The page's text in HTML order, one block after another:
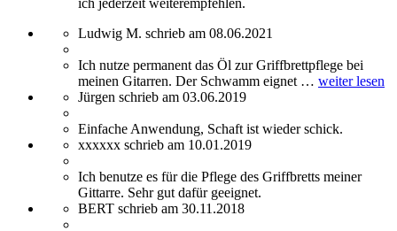
Ludwig M. schrieb am 08.06.2021
Ich nutze permanent das Öl zur Griffbrettpflege bei
meinen Gitarren. Der Schwamm eignet … weiter lesen
Jürgen schrieb am 03.06.2019
Einfache Anwendung, Schaft ist wieder schick.
xxxxxx schrieb am 10.01.2019
Ich benutze es für die Pflege des Griffbretts meiner
Gittarre. Sehr gut dafür geeignet.
BERT schrieb am 30.11.2018